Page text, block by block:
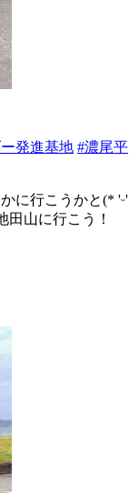
発進基地 #濃尾平
に行こうかと(* 'ᵕ'
山に行こう！